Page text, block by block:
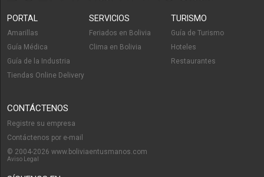
PORTAL
Amarillas
Guía Médica
Guía de la Industria
Tiendas Online Delivery
SERVICIOS
Feriados en Bolivia
Clima en Bolivia
TURISMO
Guía de Turismo
Hoteles
Restaurantes
CONTÁCTENOS
Registre su empresa
Contáctenos por e-mail
© 2004-2026 www.boliviaentusmanos.com
Aviso Legal